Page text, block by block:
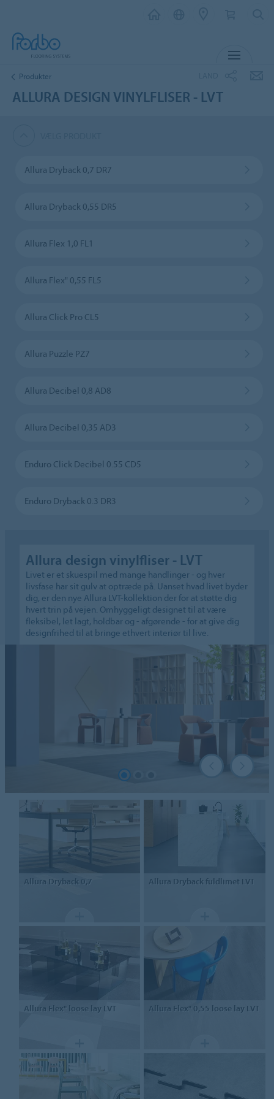
Produkter
ALLURA DESIGN VINYLFLISER - LVT
Allura Dryback 0,7 DR7
Allura Dryback 0,55 DR5
Allura Flex 1,0 FL1
Allura Flex" 0,55 FL5
Allura Click Pro CL5
Allura Puzzle PZ7
Allura Decibel 0,8 AD8
Allura Decibel 0,35 AD3
Enduro Click Decibel 0.55 CD5
Enduro Dryback 0.3 DR3
Allura design vinylfliser - LVT
Livet er et skuespil med mange handlinger - og hver
livsfase har sit gulv at optræde på. Uanset hvad livet byder
dig, er den nye Allura LVT-kollektion der for at støtte dig
hvert trin på vejen. Omhyggeligt designet til at være
fleksibel, let lagt, holdbar og - afgørende - for at give dig
designfrihed til at bringe ethvert interiør til live.
Allura Dryback0,7 Allura Dryback fuldlimet LVT
Allura Flex" loose lay LVT Allura Flex" 0,55 loose lay LVT